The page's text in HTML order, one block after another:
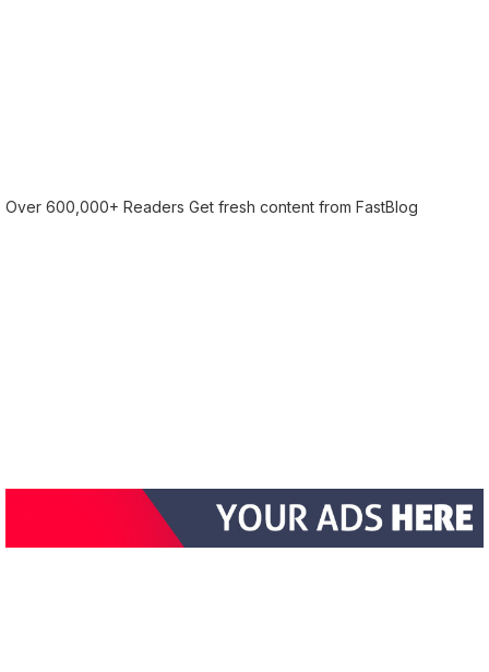
Over 600,000+ Readers Get fresh content from FastBlog